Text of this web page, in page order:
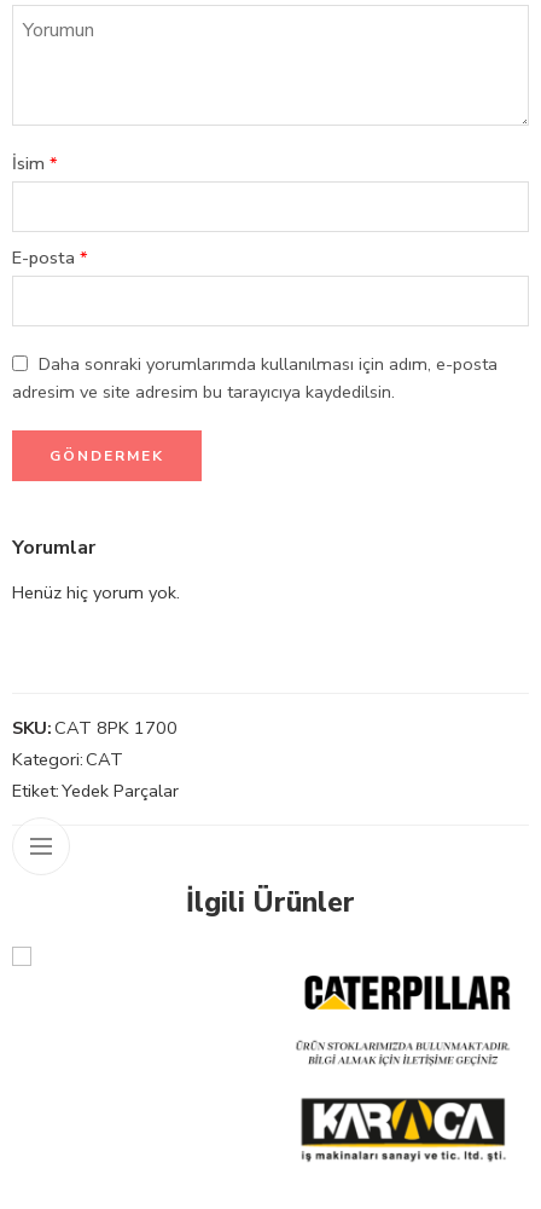
İsim *
E-posta *
Daha sonraki yorumlarımda kullanılması için adım, e-posta
adresim ve site adresim bu tarayıcıya kaydedilsin.
Yorumlar
Henüz hiç yorum yok.
SKU:CAT 8PK 1700
Kategori:CAT
Etiket:Yedek Parçalar
İlgili Ürünler